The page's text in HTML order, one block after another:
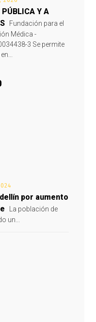
Y A
Fundación para el
Médica -
3 Se permite
por aumento
La población de
un...